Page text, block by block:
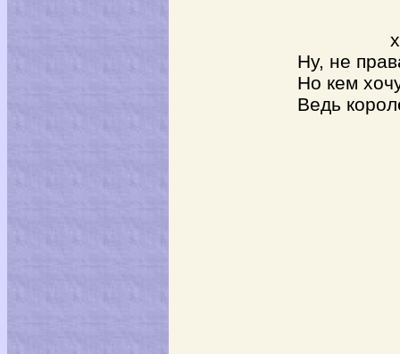
Ну, не права –
Но кем хочу
Ведь королеву